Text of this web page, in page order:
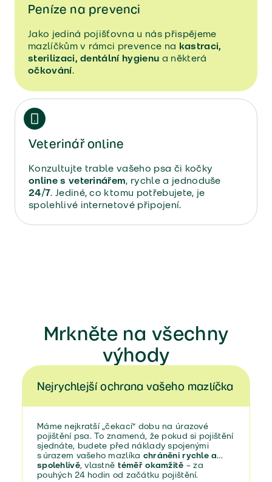
Peníze na prevenci
Jako jediná pojišťovna u nás přispějeme
mazlíčkům v rámci prevence na kastraci,
sterilizaci, dentální hygienu a některá
očkování.
Veterinář online
Konzultujte trable vašeho psa či kočky
online s veterinářem, rychle a jednoduše
24/7. Jediné, co k tomu potřebujete, je
spolehlivé internetové připojení.
Mrkněte na všechny
výhody
Nejrychlejší ochrana vašeho mazlíčka
Máme nejkratší „čekací“ dobu na úrazové
pojištění psa. To znamená, že pokud si pojištění
sjednáte, budete před náklady spojenými
s úrazem vašeho mazlíka chráněni rychle a
spolehlivě, vlastně téměř okamžitě – za
pouhých 24 hodin od začátku pojištění.